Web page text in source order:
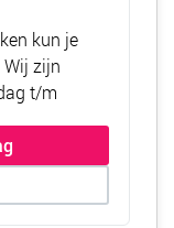
kun je
Wij zijn
t/m